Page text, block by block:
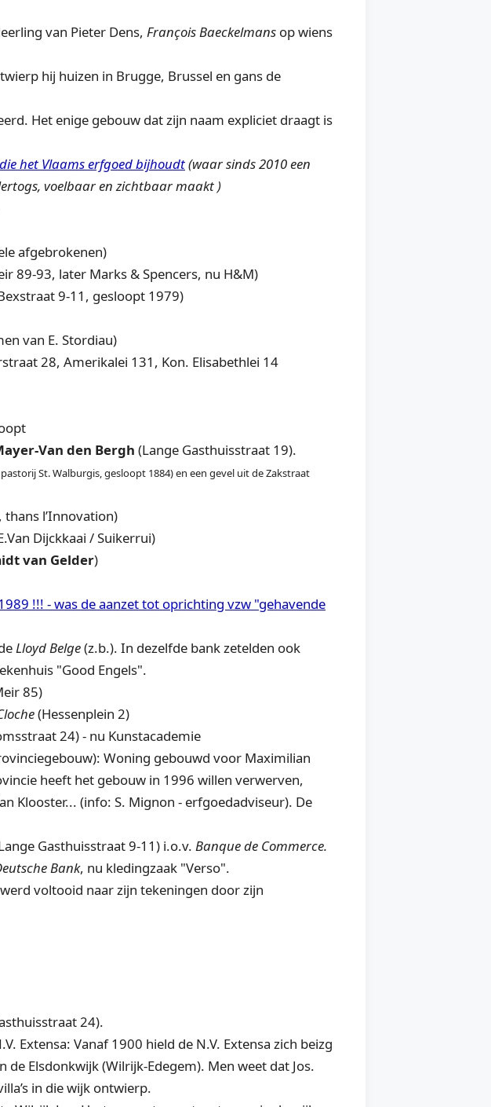
van Pieter Dens, François Baeckelmans op wiens
hij huizen in Brugge, Brussel en gans de
Het enige gebouw dat zijn naam expliciet draagt is
het Vlaams erfgoed bijhoudt(waar sinds 2010 een
voelbaar en zichtbaar maakt )
afgebrokenen)
89-93, later Marks & Spencers, nu H&M)
9-11, gesloopt 1979)
van E. Stordiau)
28, Amerikalei 131, Kon. Elisabethlei 14
Van den Bergh (Lange Gasthuisstraat 19).
St. Walburgis, gesloopt 1884) en een gevel uit de Zakstraat
thans l’Innovation)
Dijckkaai / Suikerrui)
van Gelder)
!!! - was de aanzet tot oprichting vzw "gehavende
Lloyd Belge(z.b.). In dezelfde bank zetelden ook
"Good Engels".
85)
(Hessenplein 2)
24) - nu Kunstacademie
Woning gebouwd voor Maximilian
heeft het gebouw in 1996 willen verwerven,
Klooster... (info: S. Mignon - erfgoedadviseur). De
Gasthuisstraat 9-11) i.o.v. Banque de Commerce.
Bank, nu kledingzaak "Verso".
voltooid naar zijn tekeningen door zijn
24).
Vanaf 1900 hield de N.V. Extensa zich beizg
Elsdonkwijk (Wilrijk-Edegem). Men weet dat Jos.
in die wijk ontwierp.